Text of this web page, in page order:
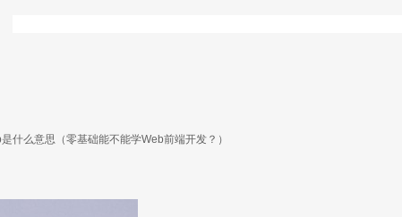
什么意思（零基础能不能学Web前端开发？）